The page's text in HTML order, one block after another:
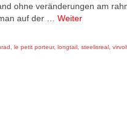
ohne veränderungen am
auf der …Weiter
,le petit porteur,longtail ,steelisreal ,